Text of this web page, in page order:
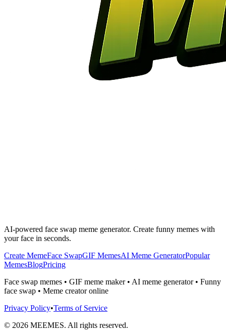
AI-powered face swap meme generator. Create funny memes with
your face in seconds.
Create MemeFace SwapGIF MemesAI Meme GeneratorPopular
MemesBlogPricing
Face swap memes • GIF meme maker • AI meme generator • Funny
face swap • Meme creator online
Privacy Policy•Terms of Service
© 2026 MEEMES. All rights reserved.